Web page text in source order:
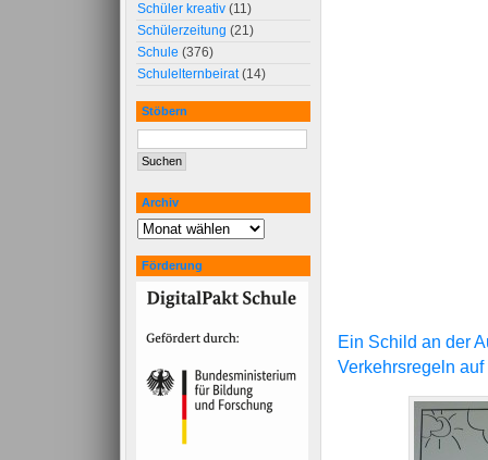
Ein Schild an der
Verkehrsregeln
Schüler kreativ (11)
Schülerzeitung (21)
Schule (376)
Schulelternbeirat(14)
Stöbern
Archiv
Förderung